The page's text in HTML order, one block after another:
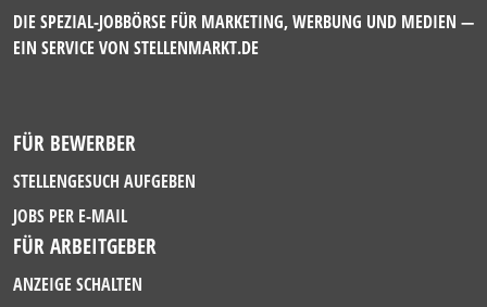
DIE SPEZIAL-JOBBÖRSE FÜR MARKETING, WERBUNG UND MEDIEN —
EIN SERVICE VON STELLENMARKT.DE
FÜR BEWERBER
STELLENGESUCH AUFGEBEN
JOBS PER E-MAIL
FÜR ARBEITGEBER
ANZEIGE SCHALTEN